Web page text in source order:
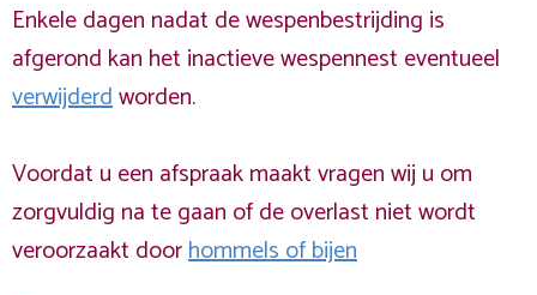
Enkele dagen nadat de wespenbestrijding is
afgerond kan het inactieve wespennest eventueel
verwijderdworden.
Voordat u een afspraak maakt vragen wij u om
zorgvuldig na te gaan of de overlast niet wordt
veroorzaakt doorhommels of bijen